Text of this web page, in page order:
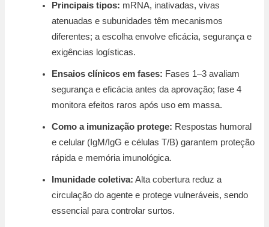
Principais tipos: mRNA, inativadas, vivas
atenuadas e subunidades têm mecanismos
diferentes; a escolha envolve eficácia, segurança e
exigências logísticas.
Ensaios clínicos em fases: Fases 1–3 avaliam
segurança e eficácia antes da aprovação; fase 4
monitora efeitos raros após uso em massa.
Como a imunização protege: Respostas humoral
e celular (IgM/IgG e células T/B) garantem proteção
rápida e memória imunológica.
Imunidade coletiva: Alta cobertura reduz a
circulação do agente e protege vulneráveis, sendo
essencial para controlar surtos.